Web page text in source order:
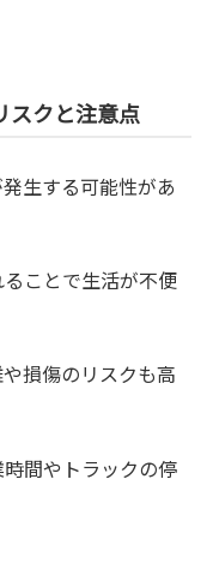
スクと注意点
生する可能性があ
ことで生活が不便
損傷のリスクも高
間やトラックの停